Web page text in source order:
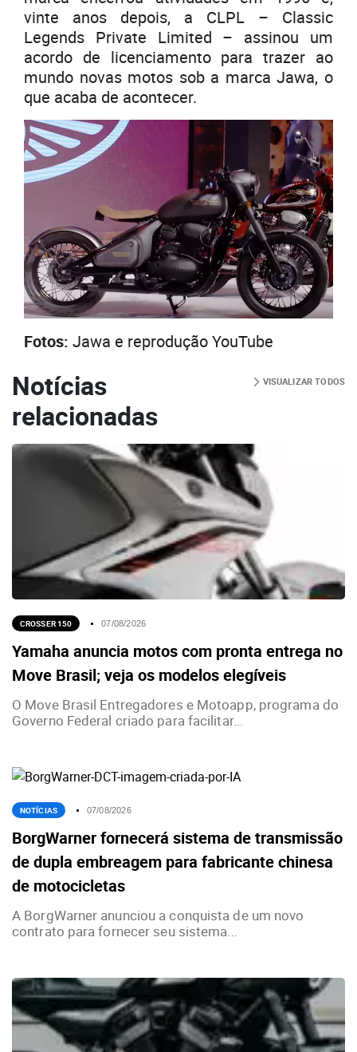
vinte anos depois, a CLPL – Classic
Legends Private Limited – assinou um
acordo de licenciamento para trazer ao
mundo novas motos sob a marca Jawa, o
que acaba de acontecer.
Fotos: Jawa e reprodução YouTube
Notícias
relacionadas
VISUALIZAR TODOS
CROSSER 150 07/08/2026
Yamaha anuncia motos com pronta entrega no
Move Brasil; veja os modelos elegíveis
O Move Brasil Entregadores e Motoapp, programa do
Governo Federal criado para facilitar...
NOTÍCIAS 07/08/2026
BorgWarner fornecerá sistema de transmissão
de dupla embreagem para fabricante chinesa
de motocicletas
A BorgWarner anunciou a conquista de um novo
contrato para fornecer seu sistema...